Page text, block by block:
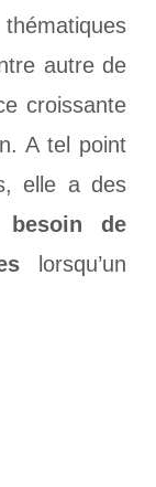
autre de
croissante
A tel point
elle a des
besoin de
lorsqu’un